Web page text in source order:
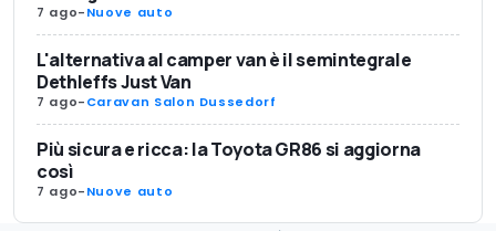
7 ago-Nuove auto
L'alternativa al camper van è il semintegrale
Dethleffs Just Van
7 ago-Caravan Salon Dussedorf
Più sicura e ricca: la Toyota GR86 si aggiorna
così
7 ago-Nuove auto